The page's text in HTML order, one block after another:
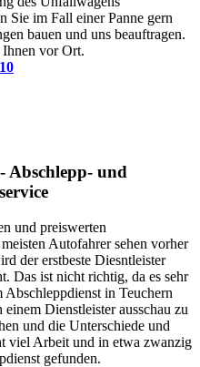
Sie im Fall einer Panne gern
bauen und uns beauftragen.
vor Ort.
Abschlepp- und
und preiswerten
Autofahrer sehen vorher
der erstbeste Diesntleister
Das ist nicht richtig, da es sehr
Abschleppdienst in Teuchern
Dienstleister ausschau zu
und die Unterschiede und
viel Arbeit und in etwa zwanzig
gefunden.